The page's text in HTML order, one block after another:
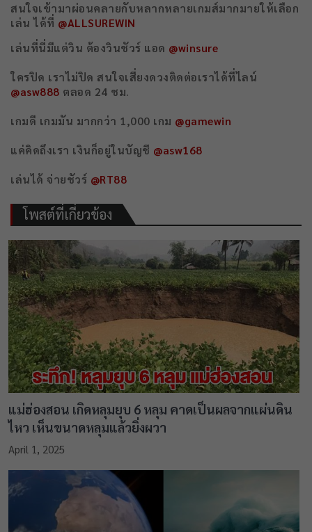
สนใจเข้ามาผ่อนคลายกับหลากหลายเกมส์มากมายให้เลือก
เล่น ได้ที่ @ALLSUREWIN
เล่นที่นี่มีแต่วิน ต้องวินชัวร์ แอด @winsure
ใครปิด เราไม่ปิด สนใจเสี่ยงดวงติดต่อเราได้ที่ไลน์
@asw888 ตลอด 24 ชม.
เกมดี เกมมัน มากกว่า 1,000 เกม @gamewin
แค่คิดถึงเรา เงินก็อยู่ในบัญชี @asw168
เล่นได้ จ่ายชัวร์ @RT88
โพสต์ที่เกี่ยวข้อง
แม่ฮ่องสอน เกิดหลุมยุบ 6 หลุม คาดเป็นผลจากแผ่นดิน
ไหว เห็นขนาดหลุมแล้วยิ่งผวา
April 1, 2025